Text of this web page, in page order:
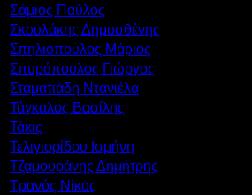
Σάμιος Παύλος
Σκουλάκης Δημοσθένης
Σπηλιόπουλος Μάριος
Σπυρόπουλος Γιώργος
Σταματιάδη Ντανιέλα
Τάγκαλος Βασίλης
Τάκις
Τελιγιορίδου Ισμήνη
Τζαμουράνης Δημήτρης
Τρανός Νίκος